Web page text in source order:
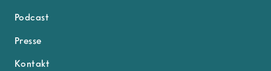
Podcast
Presse
Kontakt